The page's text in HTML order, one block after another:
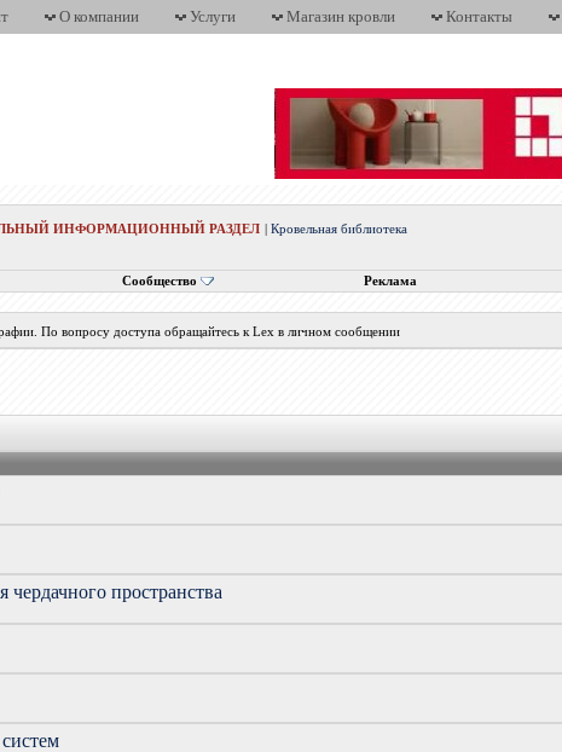
О компании Услуги Магазин кровли Контакты
ИНФОРМАЦИОННЫЙ РАЗДЕЛ |Кровельная библиотека
Сообщество Реклама
По вопросу доступа обращайтесь к Lex в личном сообщении
пространства